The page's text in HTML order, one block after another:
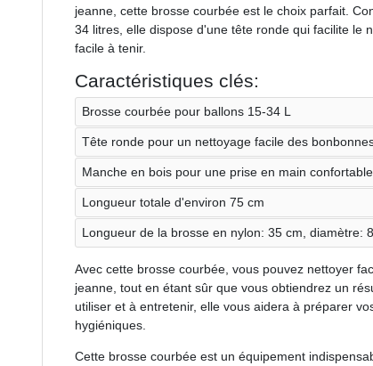
jeanne, cette brosse courbée est le choix parfait.
34 litres, elle dispose d'une tête ronde qui facilite le
facile à tenir.
Caractéristiques clés:
Brosse courbée pour ballons 15-34 L
Tête ronde pour un nettoyage facile des
Manche en bois pour une prise en main confortable
Longueur totale d'environ 75 cm
Longueur de la brosse en nylon: 35 cm, diamètre:
Avec cette brosse courbée, vous pouvez nettoyer
jeanne, tout en étant sûr que vous obtiendrez un
utiliser et à entretenir, elle vous aidera à préparer
hygiéniques.
Cette brosse courbée est un équipement